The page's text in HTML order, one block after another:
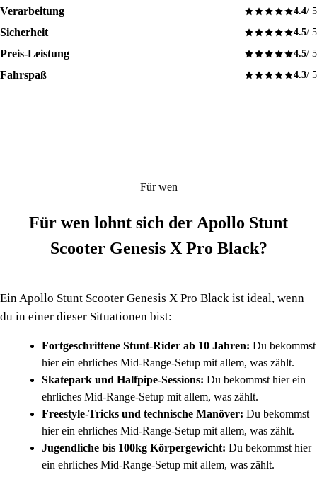
Verarbeitung 4.4/ 5
Sicherheit 4.5/ 5
Preis-Leistung 4.5/ 5
Fahrspaß 4.3/ 5
Für wen
Für wen lohnt sich der Apollo Stunt
Scooter Genesis X Pro Black?
Ein Apollo Stunt Scooter Genesis X Pro Black ist ideal, wenn
du in einer dieser Situationen bist:
Fortgeschrittene Stunt-Rider ab 10 Jahren: Du bekommst
hier ein ehrliches Mid-Range-Setup mit allem, was zählt.
Skatepark und Halfpipe-Sessions: Du bekommst hier ein
ehrliches Mid-Range-Setup mit allem, was zählt.
Freestyle-Tricks und technische Manöver: Du bekommst
hier ein ehrliches Mid-Range-Setup mit allem, was zählt.
Jugendliche bis 100kg Körpergewicht: Du bekommst hier
ein ehrliches Mid-Range-Setup mit allem, was zählt.